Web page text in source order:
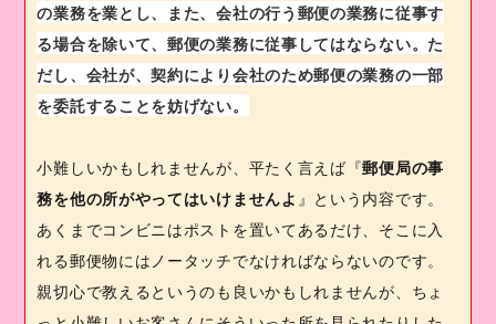
の業務を業とし、また、会社の行う郵便の業務に従事す
る場合を除いて、郵便の業務に従事してはならない。た
だし、会社が、契約により会社のため郵便の業務の一部
を委託することを妨げない。
小難しいかもしれませんが、平たく言えば『郵便局の事
務を他の所がやってはいけませんよ 』という内容です。
あくまでコンビニはポストを置いてあるだけ、そこに入
れる郵便物にはノータッチでなければならないのです。
親切心で教えるというのも良いかもしれませんが、ちょ